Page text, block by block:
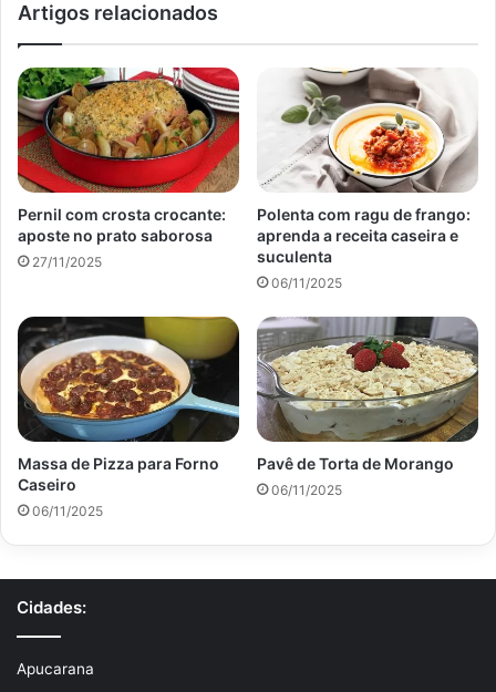
Artigos relacionados
Pernil com crosta crocante:
aposte no prato saborosa
27/11/2025
Polenta com ragu de frango:
aprenda a receita caseira e
suculenta
06/11/2025
Massa de Pizza para Forno
Caseiro
06/11/2025
Pavê de Torta de Morango
06/11/2025
Cidades:
Apucarana